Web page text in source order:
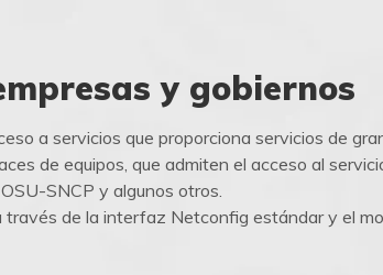
y gobiernos
a servicios que proporciona servicios de
de equipos, que admiten el acceso al
SNCP y algunos otros.
de la interfaz Netconfig estándar y el